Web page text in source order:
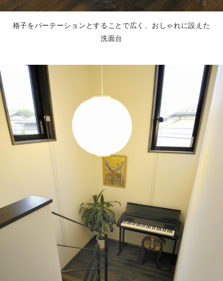
格子をパーテーションとすることで広く、おしゃれに設えた
洗面台